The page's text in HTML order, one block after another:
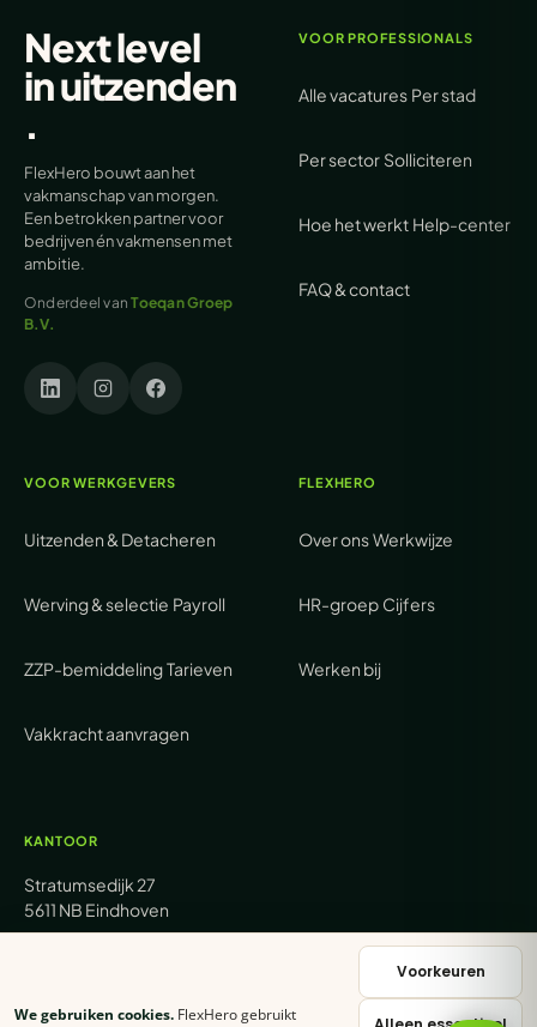
Next level
inuitzenden
.
FlexHero bouwt aan het
vakmanschap van morgen.
Een betrokken partner voor
bedrijven én vakmensen met
ambitie.
Onderdeel vanToeqan Groep
B.V.
VOOR PROFESSIONALS
Alle vacatures Per stad
Per sector Solliciteren
Hoe het werkt Help-center
FAQ & contact
VOOR WERKGEVERS
Uitzenden & Detacheren
Werving & selectie Payroll
ZZP-bemiddelingTarieven
Vakkracht aanvragen
FLEXHERO
Over onsWerkwijze
HR-groep Cijfers
Werken bij
KANTOOR
Stratumsedijk 27
5611 NB Eindhoven
We gebruiken cookies. FlexHero gebruikt
Voorkeuren